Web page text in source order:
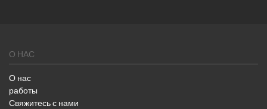
О НАС
О нас
работы
Свяжитесь с нами